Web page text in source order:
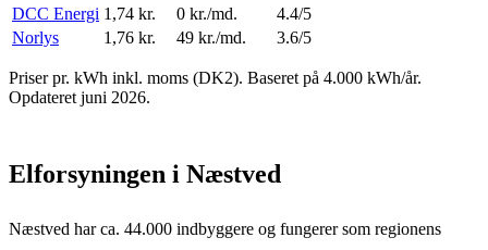
DCC Energi 1,74 kr. 0 kr./md.
4.4/5
Norlys
1,76 kr. 49 kr./md. 3.6/5
Priser pr. kWh inkl. moms (DK2). Baseret på 4.000 kWh/år.
Opdateret juni 2026.
Elforsyningen i Næstved
Næstved har ca. 44.000 indbyggere og fungerer som regionens